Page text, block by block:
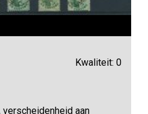
Kwaliteit: 0
verscheidenheid aan